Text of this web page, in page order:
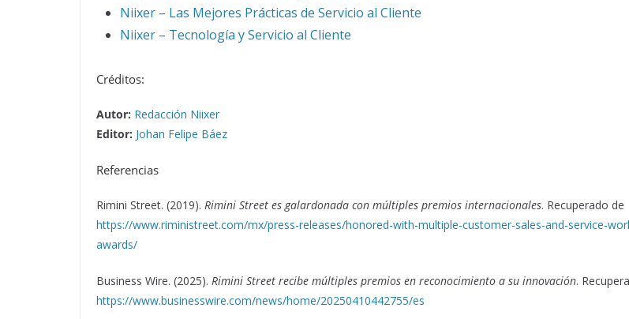
Niixer – Las Mejores Prácticas de Servicio al Cliente
Niixer – Tecnología y Servicio al Cliente
Créditos:
Autor: Redacción Niixer
Editor: Johan Felipe Báez
Referencias
Rimini Street. (2019). Rimini Street es galardonada con múltiples premios internacionales. Recuperado de
https://www.riministreet.com/mx/press-releases/honored-with-multiple-customer-sales-and-service-
awards/
Business Wire. (2025). Rimini Street recibe múltiples premios en reconocimiento a su innovación.
https://www.businesswire.com/news/home/20250410442755/es